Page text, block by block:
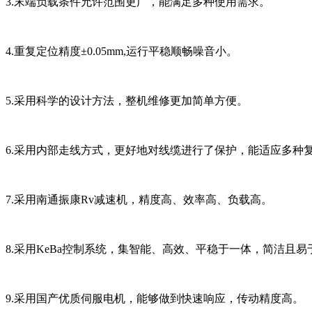
4.重复定位精度±0.05mm,运行平稳顺畅噪音小。
5.采用科学的设计方法，整机维修更加简单方便。
6.采用内部走线方式，更好地对线缆进行了保护，能适应多种
7.采用南通振康Rv减速机，精度高、效率高、负载高。
8.采用KeBa控制系统，集智能、高效、平稳于一体，简洁且易
9.采用国产优质伺服电机，能够做到快速响应，传动精度高。